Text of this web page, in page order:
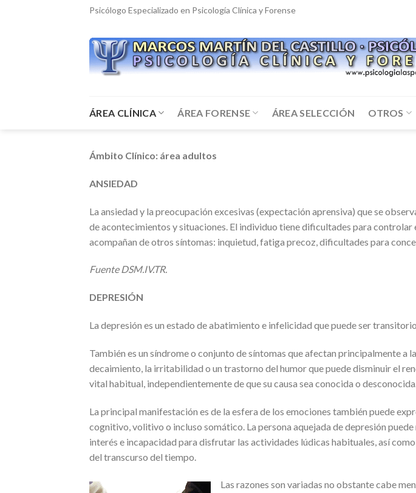
Psicólogo Especializado en Psicología Clínica y Forense
ÁREA CLÍNICA ÁREA FORENSE ÁREA SELECCIÓN OTROS
Ámbito Clínico: área adultos
ANSIEDAD
La ansiedad y la preocupación excesivas (expectación aprensiva) que se
de acontecimientos y situaciones. El individuo tiene dificultades para
acompañan de otros síntomas: inquietud, fatiga precoz, dificultades para
Fuente DSM.IV.TR.
DEPRESIÓN
La depresión es un estado de abatimiento e infelicidad que puede ser
También es un síndrome o conjunto de síntomas que afectan principalmente a
decaimiento, la irritabilidad o un trastorno del humor que puede disminuir el
vital habitual, independientemente de que su causa sea conocida o desconocida.
La principal manifestación es de la esfera de los emociones también puede
cognitivo, volitivo o incluso somático. La persona aquejada de depresión
interés e incapacidad para disfrutar las actividades lúdicas habituales, así
del transcurso del tiempo.
Las razones son variadas no obstante cabe